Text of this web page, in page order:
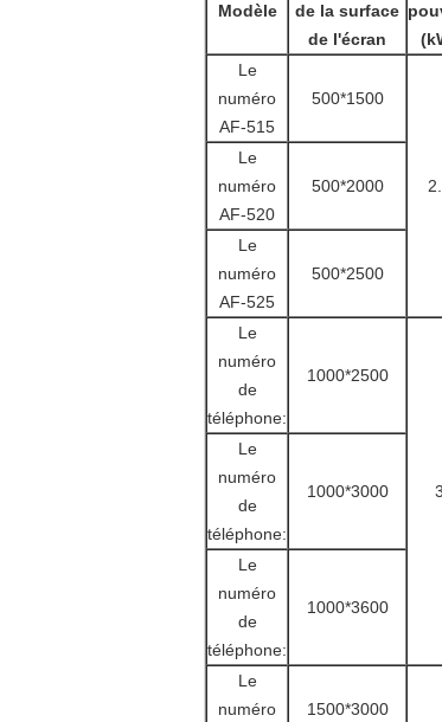
Modèle
de la surface
de l'écran
Le
numéro
AF-515
500*1500
Le
numéro
AF-520
500*2000
Le
numéro
AF-525
500*2500
Le
numéro
de
téléphone:
1000*2500
3
Le
numéro
de
téléphone:
1000*3000
Le
numéro
de
téléphone:
1000*3600
Le
numéro
1500*3000